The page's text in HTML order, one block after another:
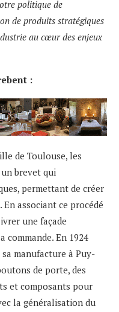
politique de
de produits stratégiques
au cœur des enjeux
:
de Toulouse, les
brevet qui
permettant de créer
associant ce procédé
une façade
commande. En 1924
manufacture à Puy-
de porte, des
et composants pour
la généralisation du